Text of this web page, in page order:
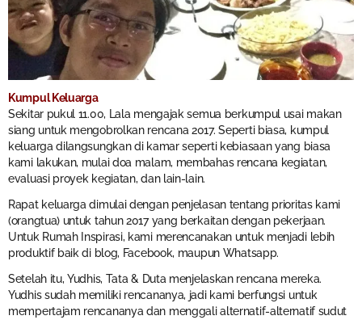
Kumpul Keluarga
Sekitar pukul 11.00, Lala mengajak semua berkumpul usai makan
siang untuk mengobrolkan rencana 2017. Seperti biasa, kumpul
keluarga dilangsungkan di kamar seperti kebiasaan yang biasa
kami lakukan, mulai doa malam, membahas rencana kegiatan,
evaluasi proyek kegiatan, dan lain-lain.
Rapat keluarga dimulai dengan penjelasan tentang prioritas kami
(orangtua) untuk tahun 2017 yang berkaitan dengan pekerjaan.
Untuk Rumah Inspirasi, kami merencanakan untuk menjadi lebih
produktif baik di blog, Facebook, maupun Whatsapp.
Setelah itu, Yudhis, Tata & Duta menjelaskan rencana mereka.
Yudhis sudah memiliki rencananya, jadi kami berfungsi untuk
mempertajam rencananya dan menggali alternatif-alternatif sudut